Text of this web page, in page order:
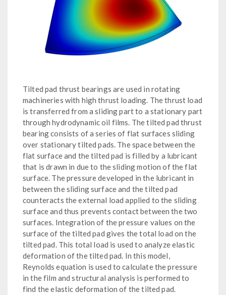
Tilted pad thrust bearings are used in rotating
machineries with high thrust loading. The thrust load
is transferred from a sliding part to a stationary part
through hydrodynamic oil films. The tilted pad thrust
bearing consists of a series of flat surfaces sliding
over stationary tilted pads. The space between the
flat surface and the tilted pad is filled by a lubricant
that is drawn in due to the sliding motion of the flat
surface. The pressure developed in the lubricant in
between the sliding surface and the tilted pad
counteracts the external load applied to the sliding
surface and thus prevents contact between the two
surfaces. Integration of the pressure values on the
surface of the tilted pad gives the total load on the
tilted pad. This total load is used to analyze elastic
deformation of the tilted pad. In this model,
Reynolds equation is used to calculate the pressure
in the film and structural analysis is performed to
find the elastic deformation of the tilted pad.